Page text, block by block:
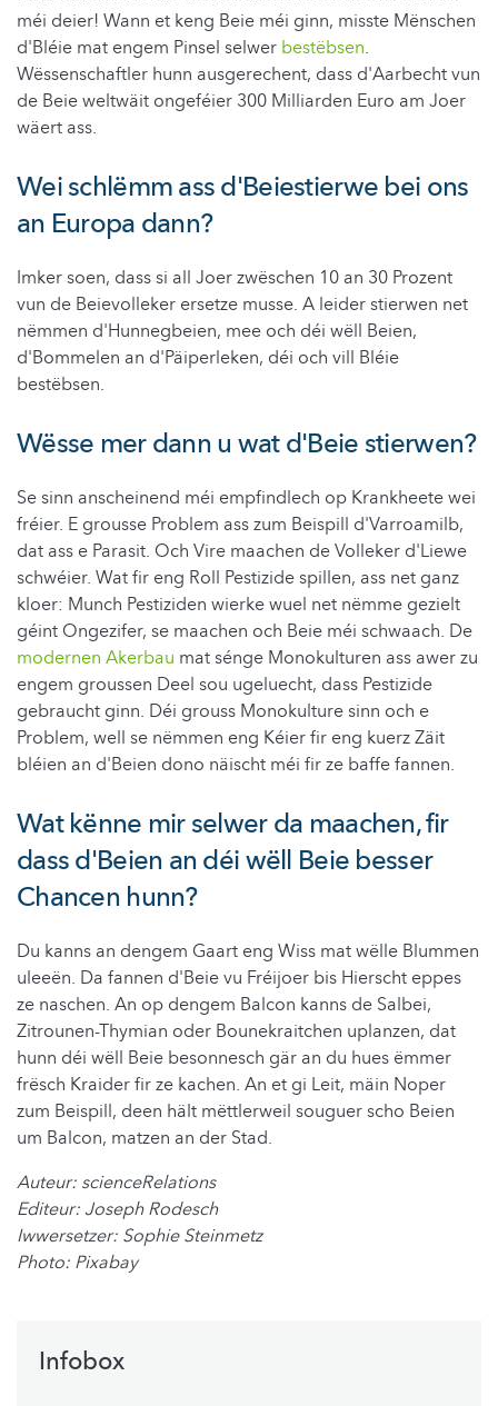
méi deier! Wann et keng Beie méi ginn, misste Mënschen
d'Bléie mat engem Pinsel selwer bestëbsen.
Wëssenschaftler hunn ausgerechent, dass d'Aarbecht vun
de Beie weltwäit ongeféier 300 Milliarden Euro am Joer
wäert ass.
Wei schlëmm ass d'Beiestierwe bei ons
an Europa dann?
Imker soen, dass si all Joer zwëschen 10 an 30 Prozent
vun de Beievolleker ersetze musse. A leider stierwen net
nëmmen d'Hunnegbeien, mee och déi wëll Beien,
d'Bommelen an d'Päiperleken, déi och vill Bléie
bestëbsen.
Wësse mer dann u wat d'Beie stierwen?
Se sinn anscheinend méi empfindlech op Krankheete wei
fréier. E grousse Problem ass zum Beispill d'Varroamilb,
dat ass e Parasit. Och Vire maachen de Volleker d'Liewe
schwéier. Wat fir eng Roll Pestizide spillen, ass net ganz
kloer: Munch Pestiziden wierke wuel net nëmme gezielt
géint Ongezifer, se maachen och Beie méi schwaach. De
modernen Akerbau mat sénge Monokulturen ass awer zu
engem groussen Deel sou ugeluecht, dass Pestizide
gebraucht ginn. Déi grouss Monokulture sinn och e
Problem, well se nëmmen eng Kéier fir eng kuerz Zäit
bléien an d'Beien dono näischt méi fir ze baffe fannen.
Wat kënne mir selwer da maachen, fir
dass d'Beien an déi wëll Beie besser
Chancen hunn?
Du kanns an dengem Gaart eng Wiss mat wëlle Blummen
uleeën. Da fannen d'Beie vu Fréijoer bis Hierscht eppes
ze naschen. An op dengem Balcon kanns de Salbei,
Zitrounen-Thymian oder Bounekraitchen uplanzen, dat
hunn déi wëll Beie besonnesch gär an du hues ëmmer
frësch Kraider fir ze kachen. An et gi Leit, mäin Noper
zum Beispill, deen hält mëttlerweil souguer scho Beien
um Balcon, matzen an der Stad.
Auteur: scienceRelations
Editeur: Joseph Rodesch
Iwwersetzer: Sophie Steinmetz
Photo: Pixabay
Infobox